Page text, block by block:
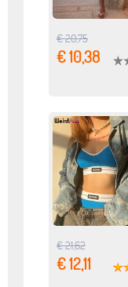
€ 20,75
€ 10,38
€ 21,62
€ 12,11